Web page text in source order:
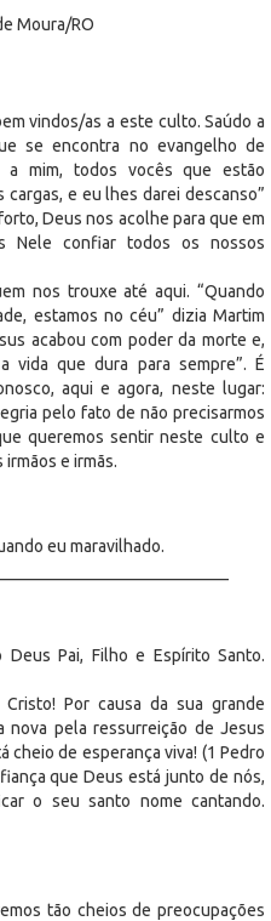
Moura/RO
vindos/as a este culto. Saúdo a
se encontra no evangelho de
a mim, todos vocês que estão
cargas, e eu lhes darei descanso”
Deus nos acolhe para que em
Nele confiar todos os nossos
nos trouxe até aqui. “Quando
estamos no céu” dizia Martim
acabou com poder da morte e,
vida que dura para sempre”. É
aqui e agora, neste lugar:
pelo fato de não precisarmos
queremos sentir neste culto e
e irmãs.
eu maravilhado.
Pai, Filho e Espírito Santo.
Por causa da sua grande
nova pela ressurreição de Jesus
cheio de esperança viva! (1 Pedro
que Deus está junto de nós,
o seu santo nome cantando.
tão cheios de preocupações